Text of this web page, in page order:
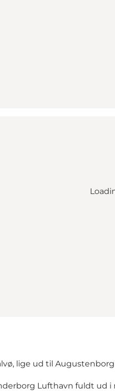
lige ud til Augustenborg
Lufthavn fuldt ud i